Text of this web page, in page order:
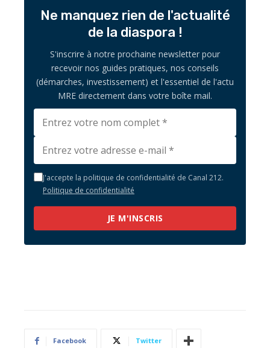
Ne manquez rien de l'actualité
de la diaspora !
S'inscrire à notre prochaine newsletter pour
recevoir nos guides pratiques, nos conseils
(démarches, investissement) et l'essentiel de l'actu
MRE directement dans votre boîte mail.
J'accepte la politique de confidentialité de Canal 212.
Politique de confidentialité
JE M'INSCRIS
Facebook Twitter